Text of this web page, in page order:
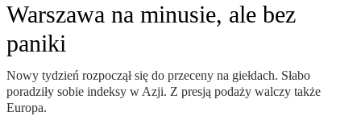
Warszawa na minusie, ale bez
paniki
Nowy tydzień rozpoczął się do przeceny na giełdach. Słabo
poradziły sobie indeksy w Azji. Z presją podaży walczy także
Europa.